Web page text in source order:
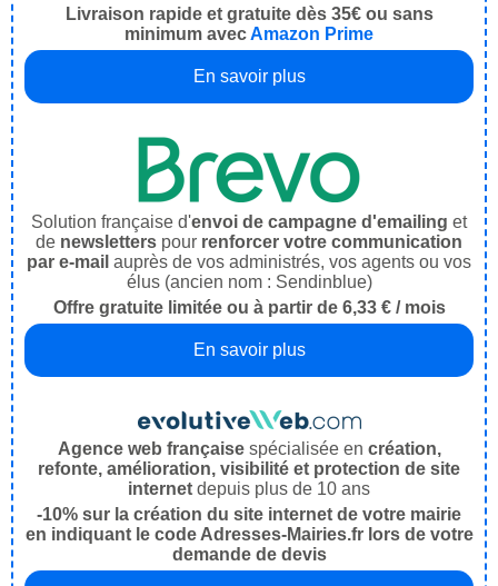
Livraison rapide et gratuite dès 35€ ou sans
minimum avecAmazon Prime
En savoir plus
Solution française d'envoi de campagne d'emailing et
de newsletters pour renforcer votre communication
par e-mail auprès de vos administrés, vos agents ou vos
élus (ancien nom : Sendinblue)
Offre gratuite limitée ou à partir de 6,33 € / mois
En savoir plus
Agence web françaisespécialisée en création,
refonte, amélioration, visibilité et protection de site
internet depuis plus de 10 ans
-10% sur la création du site internet de votre mairie
en indiquant le code Adresses-Mairies.fr lors de votre
demande de devis